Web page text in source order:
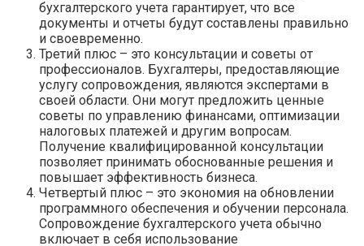
бухгалтерского учета гарантирует, что все
документы и отчеты будут составлены правильно
и своевременно.
Третий плюс – это консультации и советы от
профессионалов. Бухгалтеры, предоставляющие
услугу сопровождения, являются экспертами в
своей области. Они могут предложить ценные
советы по управлению финансами, оптимизации
налоговых платежей и другим вопросам.
Получение квалифицированной консультации
позволяет принимать обоснованные решения и
повышает эффективность бизнеса.
Четвертый плюс – это экономия на обновлении
программного обеспечения и обучении персонала.
Сопровождение бухгалтерского учета обычно
включает в себя использование